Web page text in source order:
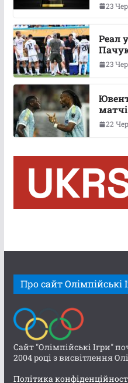
23
Реал
23
22
Про сайт Олімпійські
Сайт "Олімпійські Ігри"
2004 році з висвітлення
Політика